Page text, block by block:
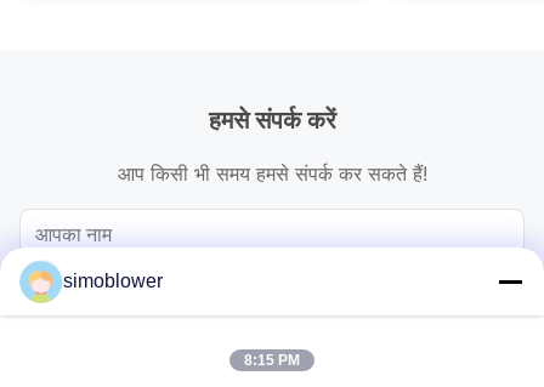
हमसे संपर्क करें
आप किसी भी समय हमसे संपर्क कर सकते हैं!
simoblower
8:15 PM